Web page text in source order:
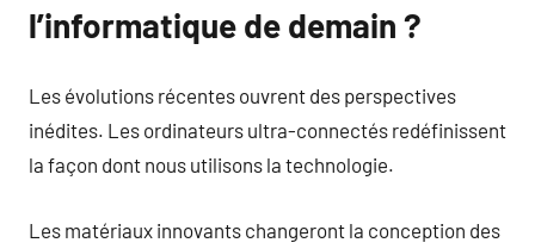
l’informatique de demain ?
Les évolutions récentes ouvrent des perspectives
inédites. Les ordinateurs ultra-connectés redéfinissent
la façon dont nous utilisons la technologie.
Les matériaux innovants changeront la conception des